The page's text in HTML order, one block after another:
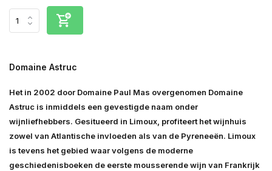
Domaine Astruc
Het in 2002 door Domaine Paul Mas overgenomen Domaine
Astruc is inmiddels een gevestigde naam onder
wijnliefhebbers. Gesitueerd in Limoux, profiteert het wijnhuis
zowel van Atlantische invloeden als van de Pyreneeën. Limoux
is tevens het gebied waar volgens de moderne
geschiedenisboeken de eerste mousserende wijn van Frankrijk